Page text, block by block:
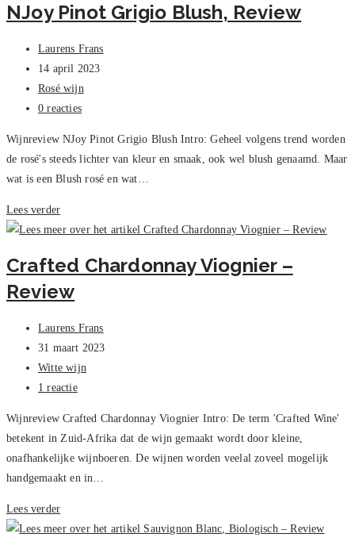
–
NJoy Pinot Grigio Blush, Review
Bericht
auteur:
Laurens Frans
Bericht
gepubliceerd
op:
14 april 2023
Berichtcategorie:
Rosé wijn
Bericht
0 reacties
Wijnreview NJoy Pinot Grigio Blush Intro: Geheel volgens trend worden
de rosé's steeds lichter van kleur en smaak, ook wel blush genaamd. Maar
wat is een Blush rosé en wat…
Lees verderNJoy
Pinot
Blush,
Review
Crafted Chardonnay Viognier –
Review
Bericht
auteur:
Laurens Frans
Bericht
gepubliceerd
op:
31 maart 2023
Berichtcategorie:
Witte wijn
Bericht
1 reactie
Wijnreview Crafted Chardonnay Viognier Intro: De term 'Crafted Wine'
betekent in Zuid-Afrika dat de wijn gemaakt wordt door kleine,
onafhankelijke wijnboeren. De wijnen worden veelal zoveel mogelijk
handgemaakt en in…
Lees verderCrafted
Chardonnay